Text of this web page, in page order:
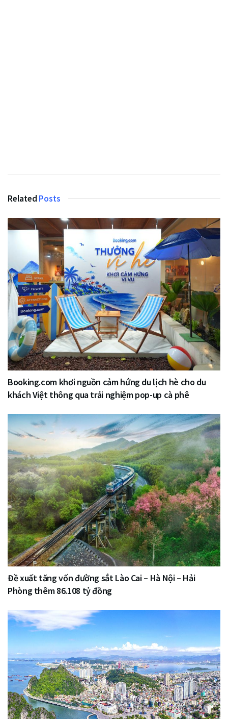
Related Posts
Booking.com khơi nguồn cảm hứng du lịch hè cho du
khách Việt thông qua trải nghiệm pop-up cà phê
Đề xuất tăng vốn đường sắt Lào Cai – Hà Nội – Hải
Phòng thêm 86.108 tỷ đồng